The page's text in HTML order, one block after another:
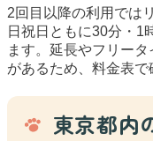
2回目以降の利用では
日祝日ともに30分・1
ます。延長やフリー
があるため、料金表で
東京都内